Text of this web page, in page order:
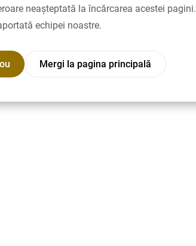
neașteptată la încărcarea acestei pagini.
echipei noastre.
Mergi la pagina principală